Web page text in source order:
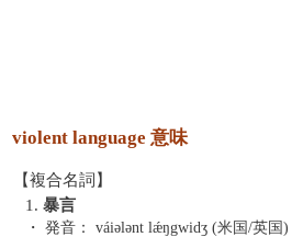
violent language 意味
【複合名詞】
1. 暴言
・ 発音：
váiələnt lǽŋgwidʒ (米国/英国)